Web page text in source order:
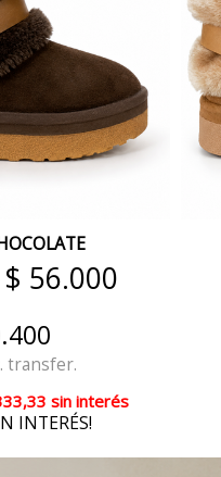
$ 56.000
transfer.
sin interés
INTERÉS!